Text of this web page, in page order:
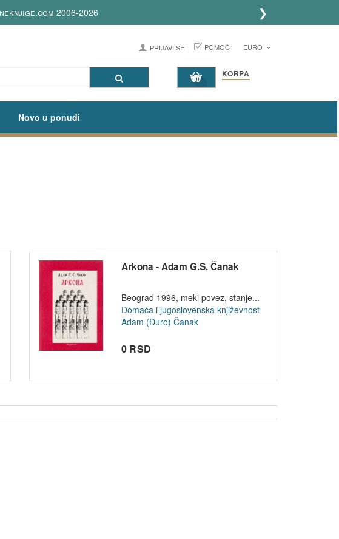
2006-2026 ❯
PRIJAVI SE POMOĆ EURO
KORPA
Novo u ponudi
Arkona - Adam G.S. Čanak
Beograd 1996, meki povez, stanje...
Domaća i jugoslovenska književnost
Adam (Đuro) Čanak
0 RSD